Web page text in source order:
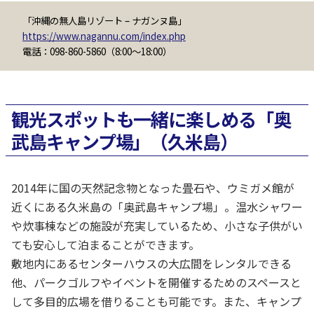
「沖縄の無人島リゾート – ナガンヌ島」
https://www.nagannu.com/index.php
電話：098-860-5860（8:00～18:00）
観光スポットも一緒に楽しめる「奥
武島キャンプ場」（久米島）
2014年に国の天然記念物となった畳石や、ウミガメ館が
近くにある久米島の「奥武島キャンプ場」。温水シャワー
や炊事棟などの施設が充実しているため、小さな子供がい
ても安心して泊まることができます。
敷地内にあるセンターハウスの大広間をレンタルできる
他、パークゴルフやイベントを開催するためのスペースと
して多目的広場を借りることも可能です。また、キャンプ